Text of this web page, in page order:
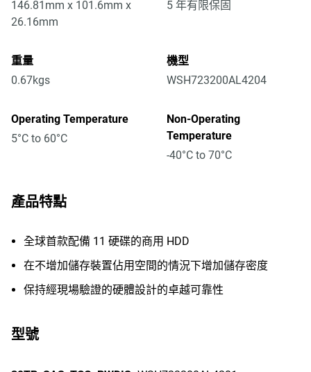
146.81mm x 101.6mm x
26.16mm
5 年有限保固
重量
0.67kgs
機型
WSH723200AL4204
Operating Temperature
5°C to 60°C
Non-Operating
Temperature
-40°C to 70°C
產品特點
全球首款配備 11 硬碟的商用 HDD
在不增加儲存裝置佔用空間的情況下增加儲存密度
保持經現場驗證的硬體設計的卓越可靠性
型號